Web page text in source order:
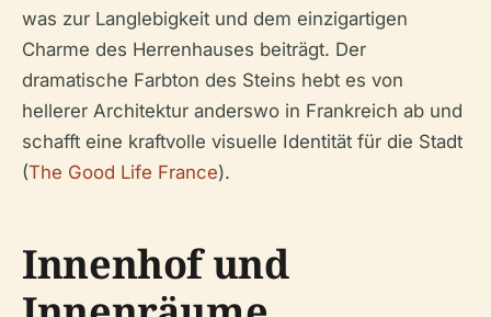
was zur Langlebigkeit und dem einzigartigen
Charme des Herrenhauses beiträgt. Der
dramatische Farbton des Steins hebt es von
hellerer Architektur anderswo in Frankreich ab und
schafft eine kraftvolle visuelle Identität für die Stadt
(The Good Life France).
Innenhof und